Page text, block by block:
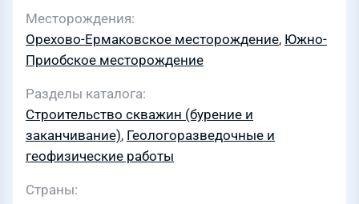
Месторождения
Орехово-Ермаковское месторождение, Южно-
Приобское месторождение
Разделы каталога
Строительство скважин (бурение и
заканчивание), Геологоразведочные и
геофизические работы
Страны